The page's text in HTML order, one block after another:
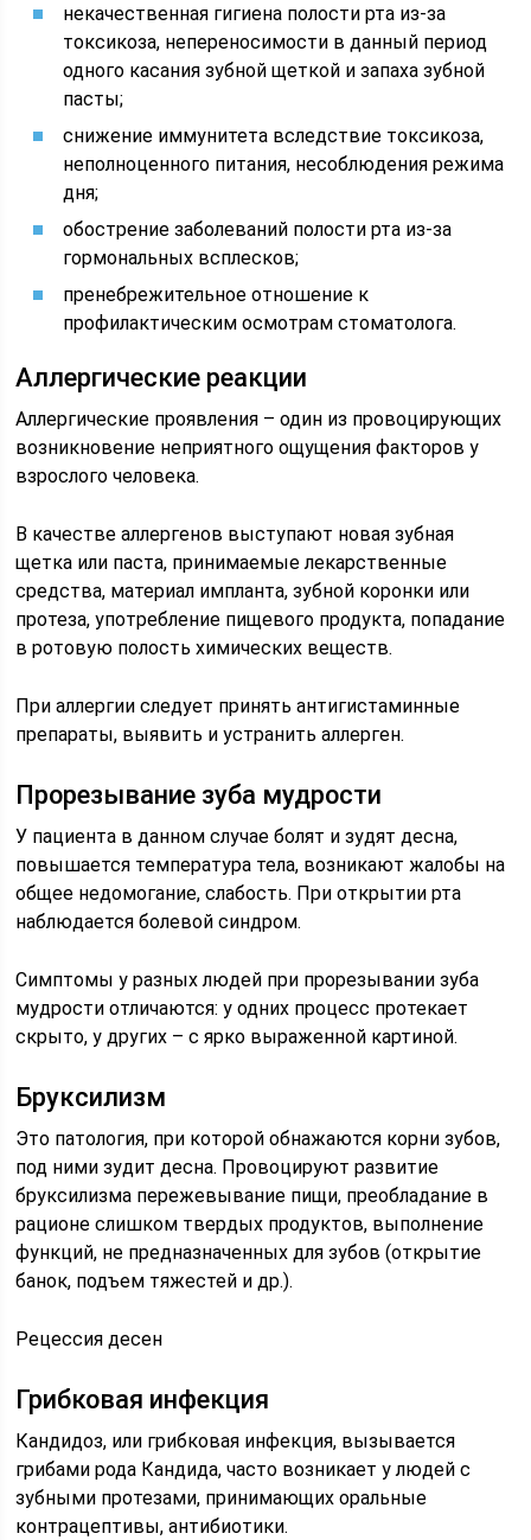
некачественная гигиена полости рта из-за
токсикоза, непереносимости в данный период
одного касания зубной щеткой и запаха зубной
пасты;
снижение иммунитета вследствие токсикоза,
неполноценного питания, несоблюдения режима
дня;
обострение заболеваний полости рта из-за
гормональных всплесков;
пренебрежительное отношение к
профилактическим осмотрам стоматолога.
Аллергические реакции
Аллергические проявления – один из провоцирующих
возникновение неприятного ощущения факторов у
взрослого человека.
В качестве аллергенов выступают новая зубная
щетка или паста, принимаемые лекарственные
средства, материал импланта, зубной коронки или
протеза, употребление пищевого продукта, попадание
в ротовую полость химических веществ.
При аллергии следует принять антигистаминные
препараты, выявить и устранить аллерген.
Прорезывание зуба мудрости
У пациента в данном случае болят и зудят десна,
повышается температура тела, возникают жалобы на
общее недомогание, слабость. При открытии рта
наблюдается болевой синдром.
Симптомы у разных людей при прорезывании зуба
мудрости отличаются: у одних процесс протекает
скрыто, у других – с ярко выраженной картиной.
Бруксилизм
Это патология, при которой обнажаются корни зубов,
под ними зудит десна. Провоцируют развитие
бруксилизма пережевывание пищи, преобладание в
рационе слишком твердых продуктов, выполнение
функций, не предназначенных для зубов (открытие
банок, подъем тяжестей и др.).
Рецессия десен
Грибковая инфекция
Кандидоз, или грибковая инфекция, вызывается
грибами рода Кандида, часто возникает у людей с
зубными протезами, принимающих оральные
контрацептивы, антибиотики.